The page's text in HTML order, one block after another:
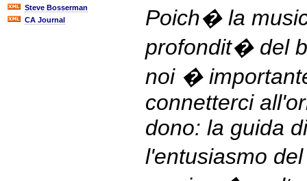
Steve Bosserman
CA Journal
Poich� la
profondit� del
noi �
connetterci
dono: la guida
l'entusiasmo